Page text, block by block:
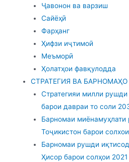
Ҷавонон ва варзиш
Сайёҳӣ
Фарҳанг
Ҳифзи иҷтимоӣ
Меъморӣ
Ҳолатҳои фавқулодда
СТРАТЕГИЯ ВА БАРНОМАҲО
Стратегияи милли
барои давраи то соли
Барномаи
Тоҷикистон барои
Барномаи рушди
Ҳисор барои солҳои